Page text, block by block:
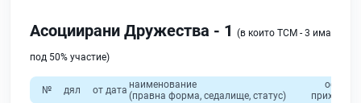
Асоциирани Дружества - 1 (в които ТСМ - 3 има
под 50% участие)
№ дял от дата наименование
(правна форма, седалище, статус)
общо
приходи